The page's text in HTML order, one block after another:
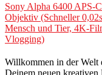
Sony Alpha 6400 APS-
Objektiv (Schneller
Mensch und Tier, 4K-
Vlogging)
Willkommen in der Welt
Deinem neuen kreativen